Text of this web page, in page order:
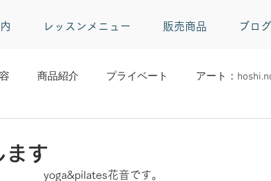
レッスンメニュー 販売商品 ブログ
商品紹介 プライベート アート：
ます
yoga&pilates花音です。